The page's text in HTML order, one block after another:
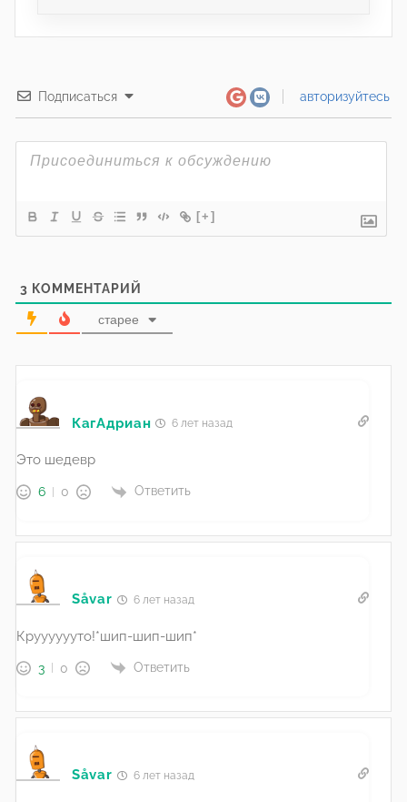
Подписаться авторизуйтесь
[+]
3 КОММЕНТАРИЙ
старее
КагАдриан 6 лет назад
Это шедевр
6 0 Ответить
Såvar 6 лет назад
Крууууууто!*шип-шип-шип*
3 0 Ответить
Såvar 6 лет назад